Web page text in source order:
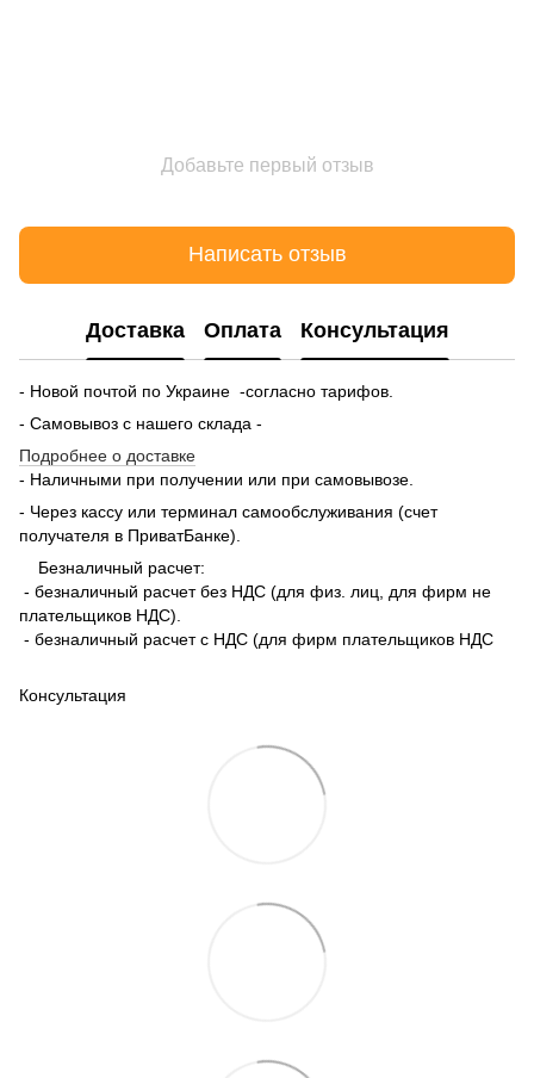
Добавьте первый отзыв
Написать отзыв
Доставка Оплата Консультация
- Новой почтой по Украине -согласно тарифов.
- Самовывоз с нашего склада -
Подробнее о доставке
- Наличными при получении или при самовывозе.
- Через кассу или терминал самообслуживания (счет
получателя в ПриватБанке).
Безналичный расчет:
- безналичный расчет без НДС (для физ. лиц, для фирм не
плательщиков НДС).
- безналичный расчет с НДС (для фирм плательщиков НДС
Консультация